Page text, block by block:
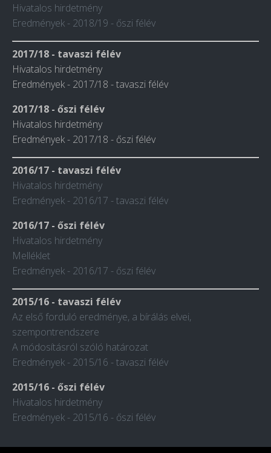
Hivatalos hirdetmény
Eredmények - 2018/19 - őszi félév
2017/18 - tavaszi félév
Hivatalos hirdetmény
Eredmények - 2017/18 - tavaszi félév
2017/18 - őszi félév
Hivatalos hirdetmény
Eredmények - 2017/18 - őszi félév
2016/17 - tavaszi félév
Hivatalos hirdetmény
Eredmények - 2016/17 - tavaszi félév
2016/17 - őszi félév
Hivatalos hirdetmény
Melléklet
Eredmények - 2016/17 - őszi félév
2015/16 - tavaszi félév
Az első forduló eredménye, a bírálás elvei,
szempontrendszere
A módosításról szóló határozat
Eredmények - 2015/16 - tavaszi félév
2015/16 - őszi félév
Hivatalos hirdetmény
Eredmények - 2015/16 - őszi félév